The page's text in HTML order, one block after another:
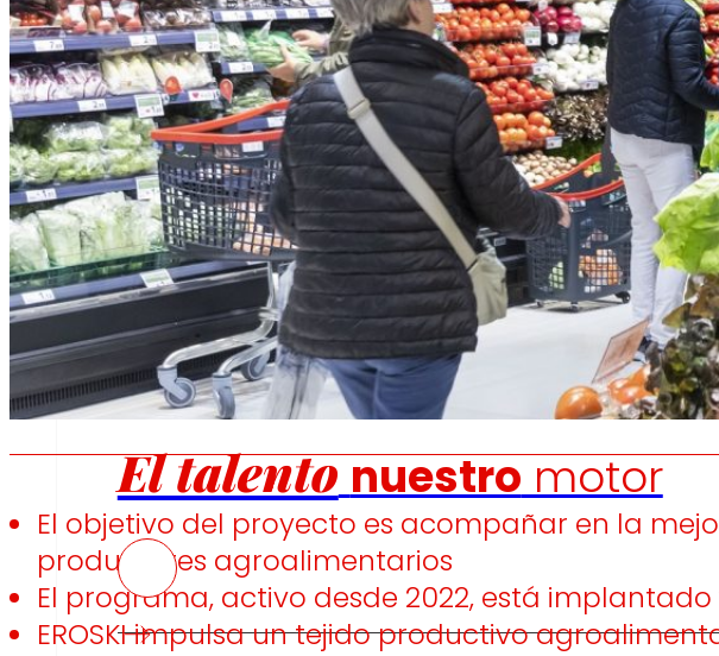
Fomentamosla
alimentación saludable.
Generamos
solidaridaden
Empleo
El talento nuestro motor
El objetivo del proyecto es acompañar en la
productores agroalimentarios
El programa, activo desde 2022, está
EROSKI impulsa un tejido productivo